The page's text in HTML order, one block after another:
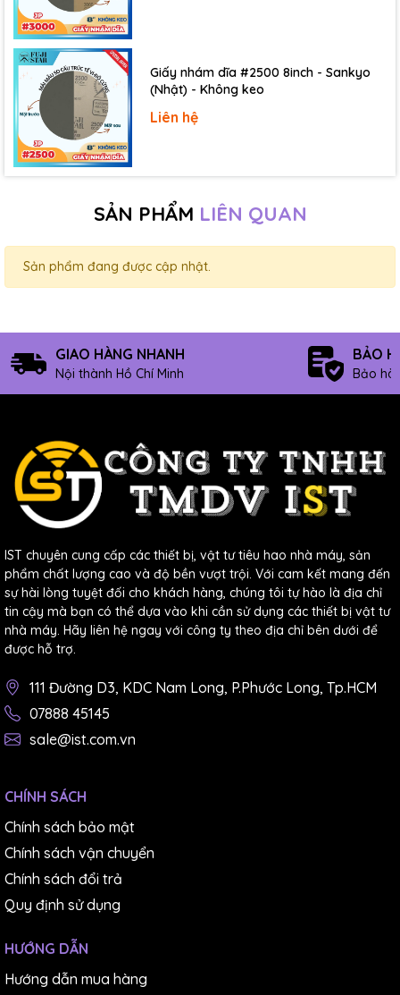
Giấy nhám dĩa #2500 8inch - Sankyo
(Nhật) - Không keo
Liên hệ
SẢN PHẨM LIÊN QUAN
Sản phẩm đang được cập nhật.
GIAO HÀNG NHANH
Nội thành Hồ Chí Minh
BẢO
Bảo
IST chuyên cung cấp các thiết bị, vật tư tiêu hao nhà máy, sản
phẩm chất lượng cao và độ bền vượt trội. Với cam kết mang đến
sự hài lòng tuyệt đối cho khách hàng, chúng tôi tự hào là địa chỉ
tin cậy mà bạn có thể dựa vào khi cần sử dụng các thiết bị vật tư
nhà máy. Hãy liên hệ ngay với công ty theo địa chỉ bên dưới để
được hỗ trợ.
111 Đường D3, KDC Nam Long, P.Phước Long, Tp.HCM
07888 45145
sale@ist.com.vn
CHÍNH SÁCH
Chính sách bảo mật
Chính sách vận chuyển
Chính sách đổi trả
Quy định sử dụng
HƯỚNG DẪN
Hướng dẫn mua hàng